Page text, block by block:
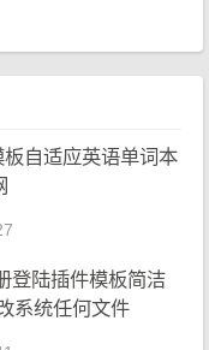
自适应英语单词本
登陆插件模板简洁
系统任何文件